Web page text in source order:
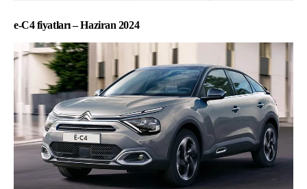
e-C4 fiyatları – Haziran 2024